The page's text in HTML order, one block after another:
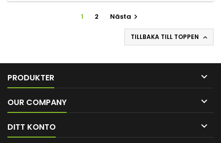
1 2 Nästa 
TILLBAKA TILL TOPPEN 
PRODUKTER 
OUR COMPANY 
DITT KONTO 